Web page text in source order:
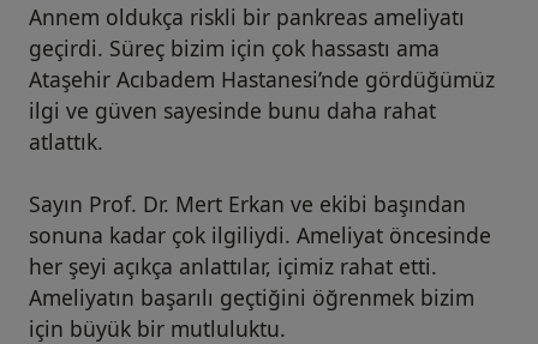
Annem oldukça riskli bir pankreas ameliyatı
geçirdi. Süreç bizim için çok hassastı ama
Ataşehir Acıbadem Hastanesi’nde gördüğümüz
ilgi ve güven sayesinde bunu daha rahat
atlattık.
Sayın Prof. Dr. Mert Erkan ve ekibi başından
sonuna kadar çok ilgiliydi. Ameliyat öncesinde
her şeyi açıkça anlattılar, içimiz rahat etti.
Ameliyatın başarılı geçtiğini öğrenmek bizim
için büyük bir mutluluktu.